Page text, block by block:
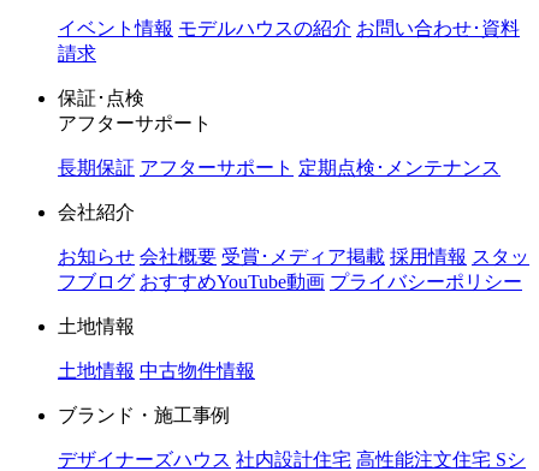
イベント情報 モデルハウスの紹介 お問い合わせ･資料
請求
保証･点検
アフターサポート
長期保証 アフターサポート 定期点検･メンテナンス
会社紹介
お知らせ 会社概要 受賞･メディア掲載 採用情報 スタッ
フブログ おすすめYouTube動画 プライバシーポリシー
土地情報
土地情報 中古物件情報
ブランド・施工事例
デザイナーズハウス 社内設計住宅 高性能注文住宅 Sシ